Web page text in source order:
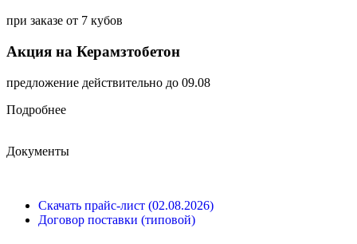
при заказе от 7 кубов
Акция на Керамзтобетон
предложение действительно до 09.08
Подробнее
Документы
Скачать прайс-лист (02.08.2026)
Договор поставки (типовой)